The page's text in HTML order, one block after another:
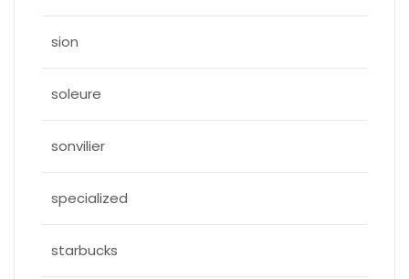
sion
soleure
sonvilier
specialized
starbucks